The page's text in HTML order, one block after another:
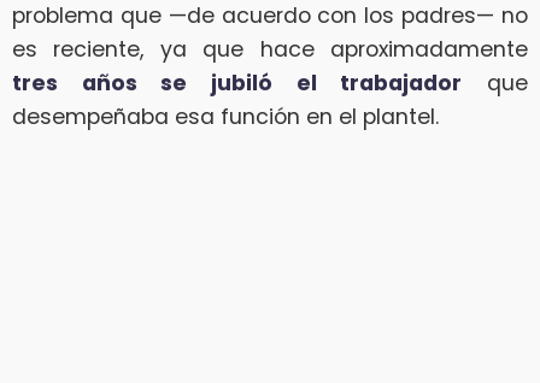
problema que —de acuerdo con los padres— no
es reciente, ya que hace aproximadamente
tres años se jubiló el trabajador que
desempeñaba esa función en el plantel.